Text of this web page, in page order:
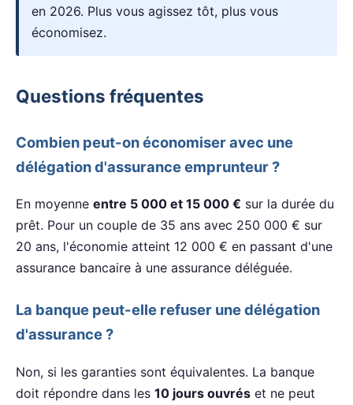
en 2026. Plus vous agissez tôt, plus vous
économisez.
Questions fréquentes
Combien peut-on économiser avec une
délégation d'assurance emprunteur ?
En moyenne entre 5 000 et 15 000 € sur la durée du
prêt. Pour un couple de 35 ans avec 250 000 € sur
20 ans, l'économie atteint 12 000 € en passant d'une
assurance bancaire à une assurance déléguée.
La banque peut-elle refuser une délégation
d'assurance ?
Non, si les garanties sont équivalentes. La banque
doit répondre dans les 10 jours ouvrés et ne peut